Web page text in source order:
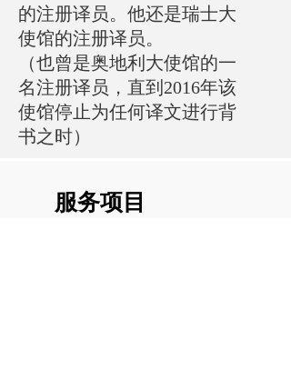
的注册译员。他还是瑞士大
使馆的注册译员。
（也曾是奥地利大使馆的一
名注册译员，直到2016年该
使馆停止为任何译文进行背
书之时）
服务项目